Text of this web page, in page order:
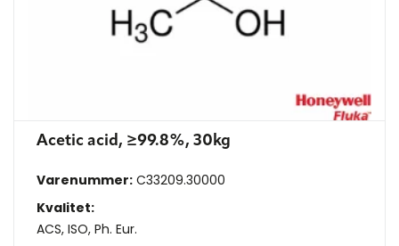
Acetic acid, ≥99.8%, 30kg
Varenummer: C33209.30000
Kvalitet:
ACS, ISO, Ph. Eur.